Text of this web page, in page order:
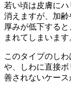
若い頃は皮膚に
消えますが、加齢
厚みが低下する
まれてしまいます
このタイプのし
や、しわに直接
善されないケース